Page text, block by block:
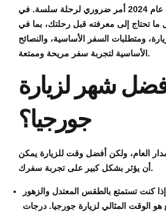
السفر إلى جورجيا في عام 2024 أمر ضروري لرحلة سلسة. في
تحتاج إلى معرفته قبل رحلتك، بما في
ومتطلبات السفر الأساسية، والنصائح
الأساسية لتجربة سفر مريحة وممتعة.
شهر لزيارة
جورجيا؟
العام، ولكن أفضل وقت للزيارة يمكن
أن يؤثر بشكل كبير على تجربة سفرك.
إذا كنت تستمتع بالطقس المعتدل والزهور
هو الوقت المثالي لزيارة جورجيا. درجات